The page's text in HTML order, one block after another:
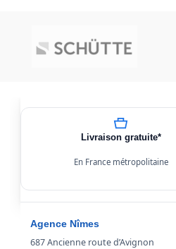
Livraison gratuite*
En France métropolitaine
Agence Nîmes
687 Ancienne route d’Avignon